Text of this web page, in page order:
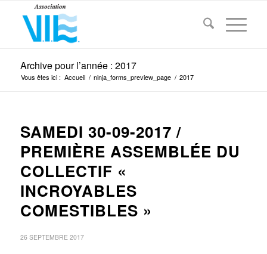
Archive pour l’année : 2017
Vous êtes ici : Accueil / ninja_forms_preview_page / 2017
SAMEDI 30-09-2017 /
PREMIÈRE ASSEMBLÉE DU
COLLECTIF «
INCROYABLES
COMESTIBLES »
26 SEPTEMBRE 2017